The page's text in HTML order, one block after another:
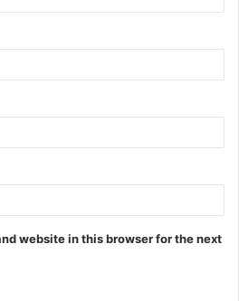
website in this browser for the next